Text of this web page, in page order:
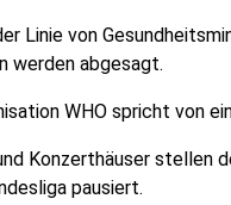
Linie von
werden abgesagt.
WHO spricht von
Konzerthäuser stellen
pausiert.